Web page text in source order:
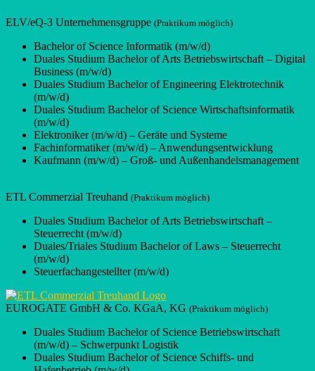
ELV/eQ-3 Unternehmensgruppe (Praktikum möglich)
Bachelor of Science Informatik (m/w/d)
Duales Studium Bachelor of Arts Betriebswirtschaft – Digital
Business (m/w/d)
Duales Studium Bachelor of Engineering Elektrotechnik
(m/w/d)
Duales Studium Bachelor of Science Wirtschaftsinformatik
(m/w/d)
Elektroniker (m/w/d) – Geräte und Systeme
Fachinformatiker (m/w/d) – Anwendungsentwicklung
Kaufmann (m/w/d) – Groß- und Außenhandelsmanagement
ETL Commerzial Treuhand (Praktikum möglich)
Duales Studium Bachelor of Arts Betriebswirtschaft –
Steuerrecht (m/w/d)
Duales/Triales Studium Bachelor of Laws – Steuerrecht
(m/w/d)
Steuerfachangestellter (m/w/d)
EUROGATE GmbH & Co. KGaA, KG (Praktikum möglich)
Duales Studium Bachelor of Science Betriebswirtschaft
(m/w/d) – Schwerpunkt Logistik
Duales Studium Bachelor of Science Schiffs- und